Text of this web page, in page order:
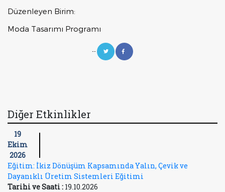
Düzenleyen Birim:
Moda Tasarımı Programı
--
Diğer Etkinlikler
19
Ekim
2026
Eğitim: İkiz Dönüşüm Kapsamında Yalın, Çevik ve
Dayanıklı Üretim Sistemleri Eğitimi
Tarihi ve Saati : 19.10.2026